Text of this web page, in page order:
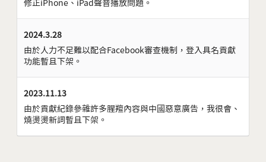
修正iPhone、iPad聲音播放問題。
2024.3.28
由於人力不足難以配合Facebook審查機制，登入具名貢獻
功能暫且下架。
2023.11.13
由於貢獻紀錄參雜許多腥羶內容與中國惡意廣告，我很會、
燒燙燙新詞暫且下架。